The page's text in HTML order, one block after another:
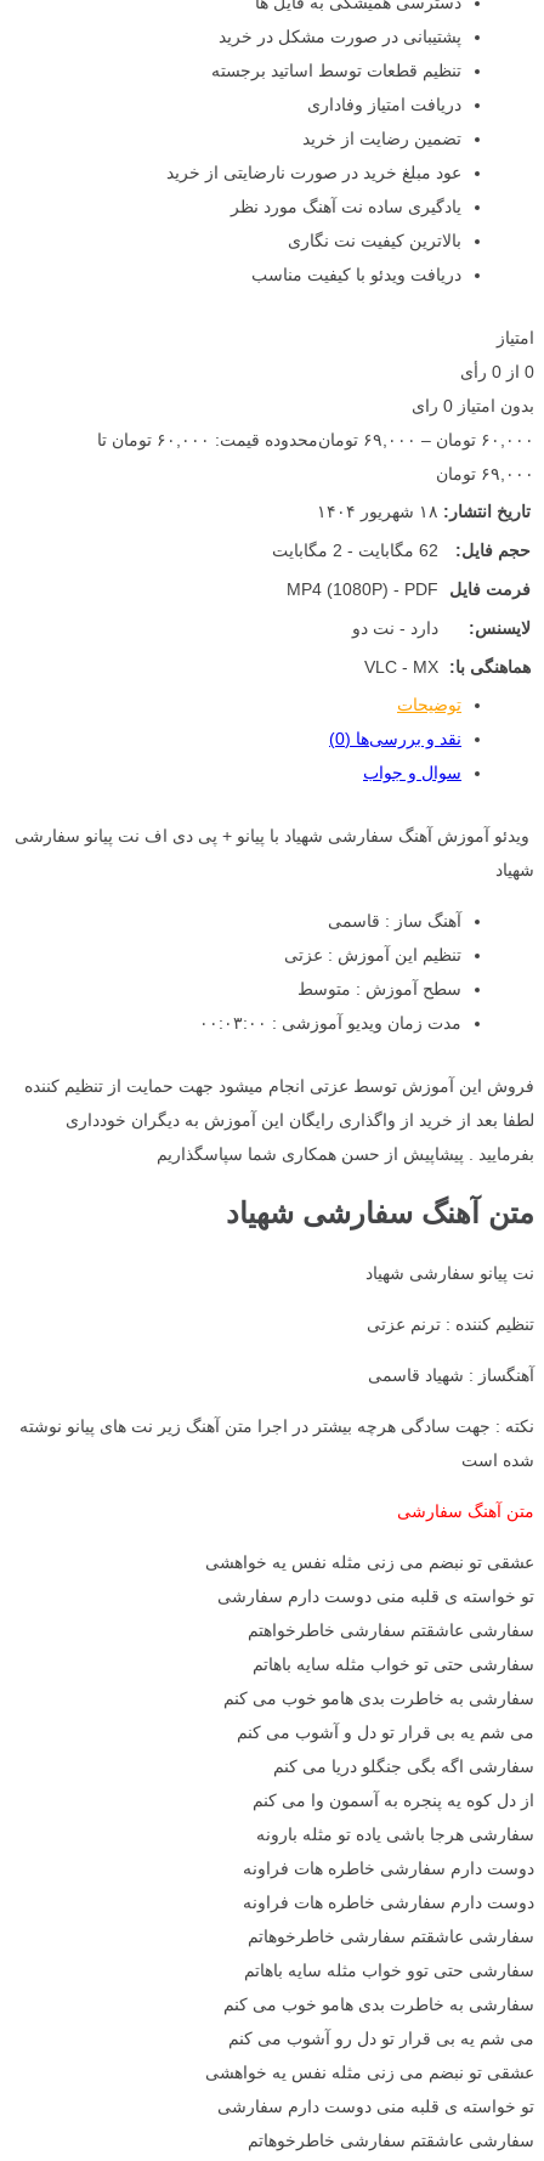
پشتیبانی در صورت مشکل در خرید
تنظیم قطعات توسط اساتید برجسته
دریافت امتیاز وفاداری
تضمین رضایت از خرید
عود مبلغ خرید در صورت نارضایتی از خرید
یادگیری ساده نت آهنگ مورد نظر
بالاترین کیفیت نت نگاری
دریافت ویدئو با کیفیت مناسب
امتیاز
0 از 0 رأی
بدون امتیاز 0 رای
۶۰,۰۰۰ تومان – ۶۹,۰۰۰ تومان
محدوده قیمت: ۶۰,۰۰۰ تومان تا
۶۹,۰۰۰ تومان
تاریخ انتشار: ۱۸ شهریور ۱۴۰۴
حجم فایل:
62 مگابایت - 2 مگابایت
فرمت فایل
MP4 (1080P) - PDF
لایسنس:
دارد - نت دو
هماهنگی با:
VLC - MX
توضیحات
نقد و بررسی‌ها (0)
سوال و جواب
ویدئو آموزش آهنگ سفارشی شهیاد با پیانو + پی دی اف نت پیانو سفارشی
شهیاد
آهنگ ساز : قاسمی
تنظیم این آموزش : عزتی
سطح آموزش : متوسط
مدت زمان ویدیو آموزشی : ۰۰:۰۳:۰۰
فروش این آموزش توسط عزتی انجام میشود جهت حمایت از تنظیم کننده
لطفا بعد از خرید از واگذاری رایگان این آموزش به دیگران خودداری
بفرمایید . پیشاپیش از حسن همکاری شما سپاسگذاریم
متن آهنگ سفارشی شهیاد
نت پیانو سفارشی شهیاد
تنظیم کننده : ترنم عزتی
آهنگساز : شهیاد قاسمی
نکته : جهت سادگی هرچه بیشتر در اجرا متن آهنگ زیر نت های پیانو نوشته
شده است
متن آهنگ سفارشی
عشقی تو نبضم می زنی مثله نفس یه خواهشی
تو خواسته ی قلبه منی دوست دارم سفارشی
سفارشی عاشقتم سفارشی خاطرخواهتم
سفارشی حتی تو خواب مثله سایه باهاتم
سفارشی به خاطرت بدی هامو خوب می کنم
می شم یه بی قرار تو دل و آشوب می کنم
سفارشی اگه بگی جنگلو دریا می کنم
از دل کوه یه پنجره به آسمون وا می کنم
سفارشی هرجا باشی یاده تو مثله بارونه
دوست دارم سفارشی خاطره هات فراونه
دوست دارم سفارشی خاطره هات فراونه
سفارشی عاشقتم سفارشی خاطرخوهاتم
سفارشی حتی توو خواب مثله سایه باهاتم
سفارشی به خاطرت بدی هامو خوب می کنم
می شم یه بی قرار تو دل رو آشوب می کنم
عشقی تو نبضم می زنی مثله نفس یه خواهشی
تو خواسته ی قلبه منی دوست دارم سفارشی
سفارشی عاشقتم سفارشی خاطرخوهاتم